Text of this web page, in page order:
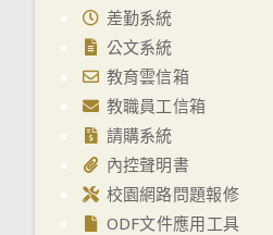
差勤系統
公文系統
教育雲信箱
教職員工信箱
請購系統
內控聲明書
校園網路問題報修
ODF文件應用工具